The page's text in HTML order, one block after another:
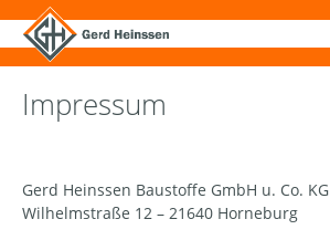
Impressum
Gerd Heinssen Baustoffe GmbH u. Co. KG
Wilhelmstraße 12 – 21640 Horneburg